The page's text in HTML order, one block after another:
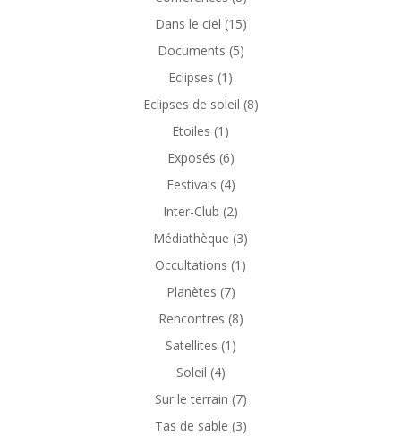
Dans le ciel (15)
Documents (5)
Eclipses (1)
Eclipses de soleil (8)
Etoiles (1)
Exposés (6)
Festivals (4)
Inter-Club (2)
Médiathèque (3)
Occultations (1)
Planètes (7)
Rencontres (8)
Satellites (1)
Soleil (4)
Sur le terrain (7)
Tas de sable (3)